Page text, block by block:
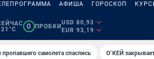
АФИША ГОРОСКОП
0 ПРОБКИ
USD 80,93
EUR 93,19
пропавшего самолета спаслись О`КЕЙ